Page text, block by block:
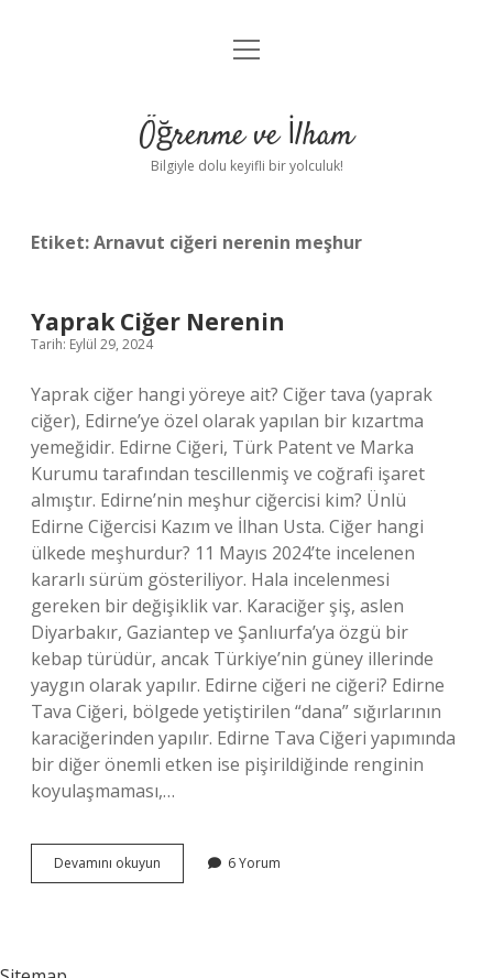
Anasayfa
Yasal Uyarı
menüyü
Öğrenme ve İlham
Bilgiyle dolu keyifli bir yolculuk!
Etiket:Arnavut ciğeri nerenin meşhur
Yaprak Ciğer Nerenin
Tarih: Eylül 29, 2024
Yaprak ciğer hangi yöreye ait? Ciğer tava (yaprak
ciğer), Edirne’ye özel olarak yapılan bir kızartma
yemeğidir. Edirne Ciğeri, Türk Patent ve Marka
Kurumu tarafından tescillenmiş ve coğrafi işaret
almıştır. Edirne’nin meşhur ciğercisi kim? Ünlü
Edirne Ciğercisi Kazım ve İlhan Usta. Ciğer hangi
ülkede meşhurdur? 11 Mayıs 2024’te incelenen
kararlı sürüm gösteriliyor. Hala incelenmesi
gereken bir değişiklik var. Karaciğer şiş, aslen
Diyarbakır, Gaziantep ve Şanlıurfa’ya özgü bir
kebap türüdür, ancak Türkiye’nin güney illerinde
yaygın olarak yapılır. Edirne ciğeri ne ciğeri? Edirne
Tava Ciğeri, bölgede yetiştirilen “dana” sığırlarının
karaciğerinden yapılır. Edirne Tava Ciğeri yapımında
bir diğer önemli etken ise pişirildiğinde renginin
koyulaşmaması,…
Devamını okuyun
Ciğer
6 Yorum